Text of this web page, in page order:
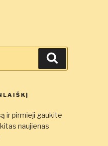
ir pirmieji gaukite
naujienas